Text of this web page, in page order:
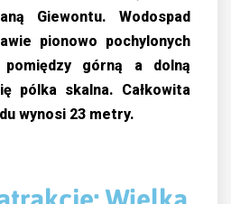
Giewontu. Wodospad
pionowo pochylonych
górną a dolną
pólka skalna. Całkowita
wynosi 23 metry.